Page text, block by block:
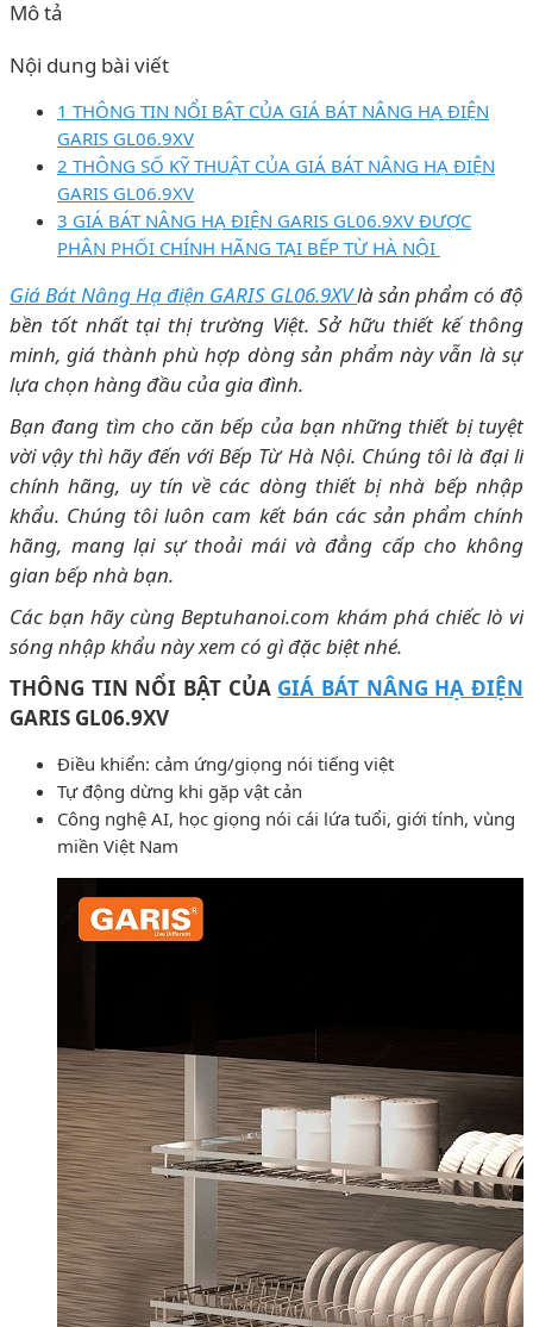
Mô tả
Nội dung bài viết
1 THÔNG TIN NỔI BẬT CỦA GIÁ BÁT NÂNG HẠ ĐIỆN
GARIS GL06.9XV
2 THÔNG SỐ KỸ THUẬT CỦA GIÁ BÁT NÂNG HẠ ĐIỆN
GARIS GL06.9XV
3 GIÁ BÁT NÂNG HẠ ĐIỆN GARIS GL06.9XV ĐƯỢC
PHÂN PHỐI CHÍNH HÃNG TẠI BẾP TỪ HÀ NỘI
Giá Bát Nâng Hạ điện GARIS GL06.9XVlà sản phẩm có độ
bền tốt nhất tại thị trường Việt. Sở hữu thiết kế thông
minh, giá thành phù hợp dòng sản phẩm này vẫn là sự
lựa chọn hàng đầu của gia đình.
Bạn đang tìm cho căn bếp của bạn những thiết bị tuyệt
vời vậy thì hãy đến với Bếp Từ Hà Nội. Chúng tôi là đại lí
chính hãng, uy tín về các dòng thiết bị nhà bếp nhập
khẩu. Chúng tôi luôn cam kết bán các sản phẩm chính
hãng, mang lại sự thoải mái và đẳng cấp cho không
gian bếp nhà bạn.
Các bạn hãy cùng Beptuhanoi.com khám phá chiếc lò vi
sóng nhập khẩu này xem có gì đặc biệt nhé.
THÔNG TIN NỔI BẬT CỦA GIÁ BÁT NÂNG HẠ ĐIỆN
GARIS GL06.9XV
Điều khiển: cảm ứng/giọng nói tiếng việt
Tự động dừng khi gặp vật cản
Công nghệ AI, học giọng nói cái lứa tuổi, giới tính, vùng
miền Việt Nam